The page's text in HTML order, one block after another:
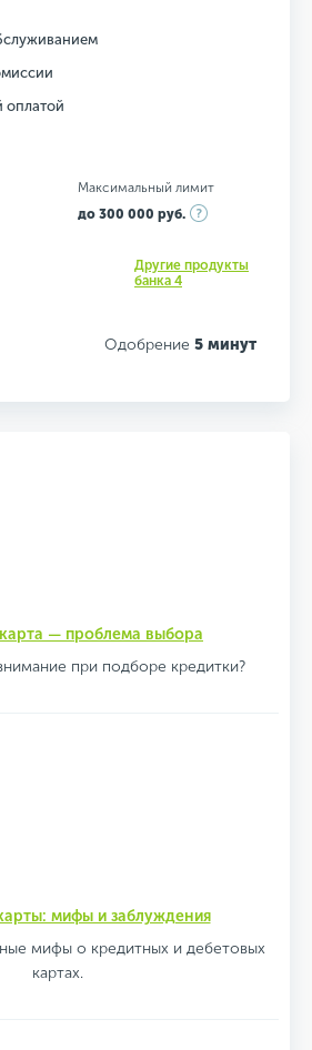
оплатой
Максимальный лимит
до 300 000 руб.
Другие продукты
банка 4
Одобрение 5 минут
— проблема выбора
при подборе кредитки?
мифы и заблуждения
мифы о кредитных и дебетовых
картах.